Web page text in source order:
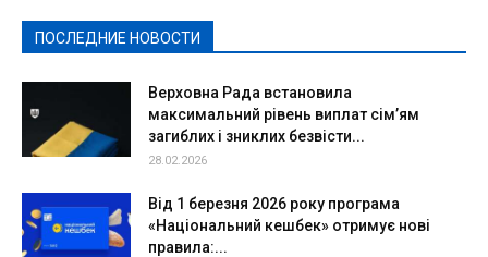
ПОСЛЕДНИЕ НОВОСТИ
Верховна Рада встановила
максимальний рівень виплат сім’ям
загиблих і зниклих безвісти...
28.02.2026
Від 1 березня 2026 року програма
«Національний кешбек» отримує нові
правила:...